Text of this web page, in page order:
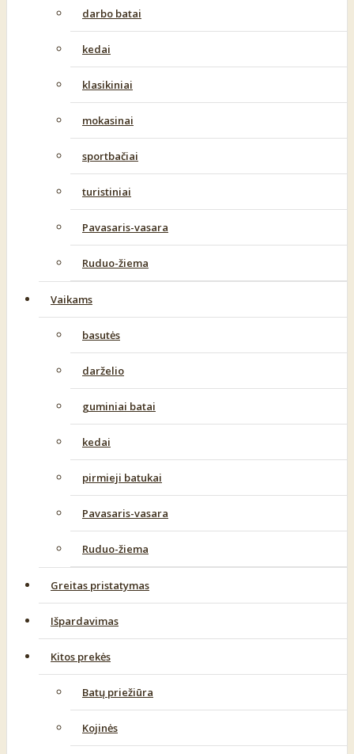
darbo batai
kedai
klasikiniai
mokasinai
sportbačiai
turistiniai
Pavasaris-vasara
Ruduo-žiema
Vaikams
basutės
darželio
guminiai batai
kedai
pirmieji batukai
Pavasaris-vasara
Ruduo-žiema
Greitas pristatymas
Išpardavimas
Kitos prekės
Batų priežiūra
Kojinės